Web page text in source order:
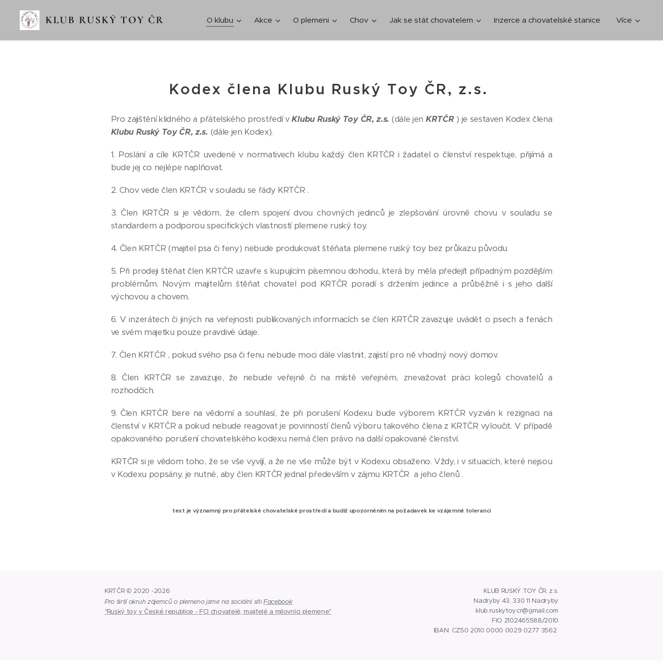
KLUB RUSKÝ TOY ČR O klubu Akce O plemeni Chov Jak se stát chovatelem Inzerce a chovatelské stanice Více
Kodex člena Klubu Ruský Toy ČR, z.s.
Pro zajištění klidného a přátelského prostředí vKlubu Ruský Toy ČR, z.s. (dále jen KRTČR) je sestaven Kodex člena
Klubu Ruský Toy ČR, z.s. (dále jen Kodex).
1. Poslání a cíle KRTČR uvedené v normativech klubu každý člen KRTČR i žadatel o členství respektuje, přijímá a
bude jej co nejlépe naplňovat.
2. Chov vede člen KRTČR v souladu se řády KRTČR .
3. Člen KRTČR si je vědom, že cílem spojení dvou chovných jedinců je zlepšování úrovně chovu v souladu se
standardem a podporou specifických vlastností plemene ruský toy.
4. Člen KRTČR (majitel psa či feny) nebude produkovat štěňata plemene ruský toy bez průkazu původu.
5. Při prodeji štěňat člen KRTČR uzavře s kupujícím písemnou dohodu, která by měla předejít případným pozdějším
problémům. Novým majitelům štěňat chovatel pod KRTČR poradí s držením jedince a průběžně i s jeho další
výchovou a chovem.
6. V inzerátech či jiných na veřejnosti publikovaných informacích se člen KRTČR zavazuje uvádět o psech a fenách
ve svém majetku pouze pravdivé údaje.
7. Člen KRTČR , pokud svého psa či fenu nebude moci dále vlastnit, zajistí pro ně vhodný nový domov.
8. Člen KRTČR se zavazuje, že nebude veřejně či na místě veřejném, znevažovat práci kolegů chovatelů a
rozhodčích.
9. Člen KRTČR bere na vědomí a souhlasí, že při porušení Kodexu bude výborem KRTČR vyzván k rezignaci na
členství v KRTČR a pokud nebude reagovat je povinností členů výboru takového člena z KRTČR vyloučit. V případě
opakovaného porušení chovatelského kodexu nemá člen právo na další opakované členství.
KRTČR si je vědom toho, že se vše vyvíjí, a že ne vše může být v Kodexu obsaženo. Vždy, i v situacích, které nejsou
v Kodexu popsány, je nutné, aby člen KRTČR jednal především v zájmu KRTČR a jeho členů .
text je významný pro přátelské chovatelské prostředí a budiž upozorněním na požadavek ke vzájemné toleranci
KRTČR © 2020 -2026
Pro širší okruh zájemců o plemeno jsme na sociální sítiFacebook
"Ruský toy v České republice - FCI chovatelé, majitelé a milovníci plemene"
KLUB RUSKÝ TOY ČR, z.s.
Nadryby 43, 330 11 Nadryby
klub.ruskytoy.cr@gmail.com
FIO 2102465588/2010
IBAN: CZ50 2010 0000 0029 0277 3562